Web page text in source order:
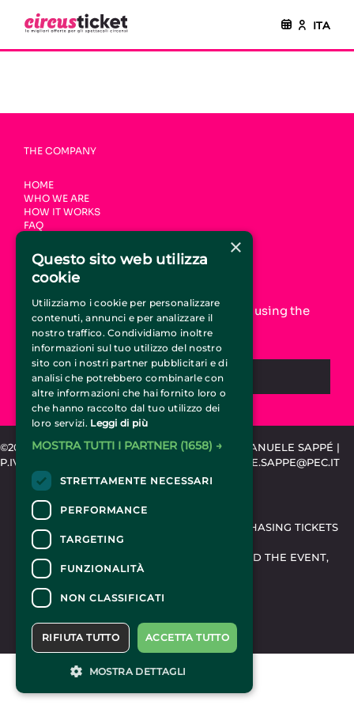
ITA
THE COMPANY
HOME
WHO WE ARE
HOW IT WORKS
FAQ
JOIN CIRCUSTICKET.IT
Increase your online visibility and start using the
CircusTicket.it promotion service
REQUEST INFORMATION
©2015-2024 CIRCUSTICKET.IT | SPEMCOM DI EMANUELE SAPPÉ |
P.IVA 11318020010 | REA TO-1203889 | EMANUELE.SAPPE@PEC.IT
CONTACTS
FOR INFORMATION AND SUPPORT IN PURCHASING TICKETS
FOR INFORMATION ON THE PROGRAM AND THE EVENT,
CONTACT THE
×
Questo sito web utilizza
cookie
Utilizziamo i cookie per personalizzare
contenuti, annunci e per analizzare il
nostro traffico. Condividiamo inoltre
informazioni sul tuo utilizzo del nostro
sito con i nostri partner pubblicitari e di
analisi che potrebbero combinarle con
altre informazioni che hai fornito loro o
che hanno raccolto dal tuo utilizzo dei
loro servizi. Leggi di più
MOSTRA TUTTI I PARTNER (1658) →
STRETTAMENTE NECESSARI
PERFORMANCE
TARGETING
FUNZIONALITÀ
NON CLASSIFICATI
ACCETTA TUTTO
RIFIUTA TUTTO
MOSTRA DETTAGLI